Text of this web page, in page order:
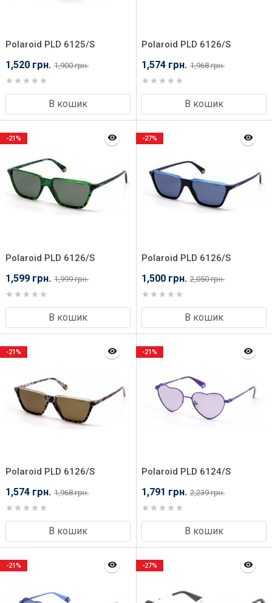
Polaroid PLD 6125/S
XLT50SP
1,520 грн. 1,900 грн.
В кошик
Polaroid PLD 6126/S
08A56M9
1,574 грн. 1,968 грн.
В кошик
Polaroid PLD 6126/S
PHW56UC
1,599 грн. 1,999 грн.
В кошик
-21%
Polaroid PLD 6126/S
PJP56C3
1,500 грн. 2,050 грн.
В кошик
-27%
Polaroid PLD 6126/S
XLT56SP
1,574 грн. 1,968 грн.
В кошик
-21%
Polaroid PLD 6124/S
B3V54KL
1,791 грн. 2,239 грн.
В кошик
-21%
-21% -27%